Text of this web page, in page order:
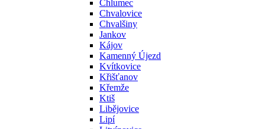
Chlumec
Chvalovice
Chvalšiny
Jankov
Kájov
Kamenný Újezd
Kvítkovice
Křišťanov
Křemže
Ktiš
Libějovice
Lipí